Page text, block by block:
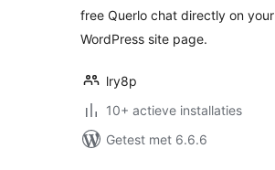
free Querlo chat directly on your
WordPress site page.
lry8p
10+ actieve installaties
Getest met 6.6.6